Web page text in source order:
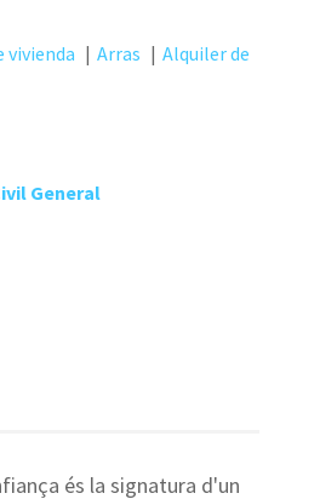
vivienda Arras
Alquiler de
General
és la signatura d'un